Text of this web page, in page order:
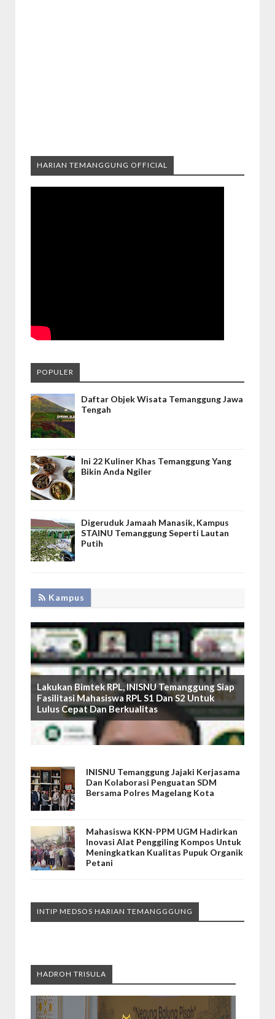
HARIAN TEMANGGUNG OFFICIAL
POPULER
Daftar Objek Wisata Temanggung Jawa
Tengah
Ini 22 Kuliner Khas Temanggung Yang
Bikin Anda Ngiler
Digeruduk Jamaah Manasik, Kampus
STAINU Temanggung Seperti Lautan
Putih
Kampus
Lakukan Bimtek RPL, INISNU Temanggung Siap
Fasilitasi Mahasiswa RPL S1 Dan S2 Untuk
Lulus Cepat Dan Berkualitas
INISNU Temanggung Jajaki Kerjasama
Dan Kolaborasi Penguatan SDM
Bersama Polres Magelang Kota
Mahasiswa KKN-PPM UGM Hadirkan
Inovasi Alat Penggiling Kompos Untuk
Meningkatkan Kualitas Pupuk Organik
Petani
INTIP MEDSOS HARIAN TEMANGGGUNG
HADROH TRISULA